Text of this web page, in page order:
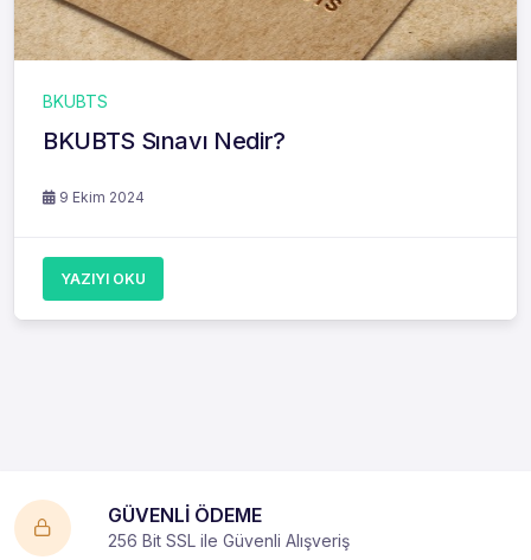
BKUBTS
BKUBTS Sınavı Nedir?
9 Ekim 2024
YAZIYI OKU
GÜVENLİ ÖDEME
256 Bit SSL ile Güvenli Alışveriş